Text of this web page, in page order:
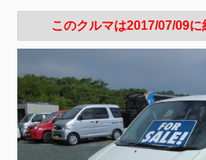
このクルマは2017/07/09に